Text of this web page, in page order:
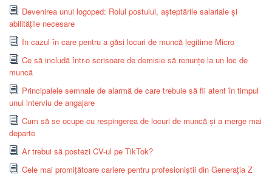
Devenirea unui logoped: Rolul postului, așteptările salariale și
abilitățile necesare
În cazul în care pentru a găsi locuri de muncă legitime Micro
Ce să includă într-o scrisoare de demisie să renunțe la un loc de
muncă
Principalele semnale de alarmă de care trebuie să fii atent în timpul
unui interviu de angajare
Cum să se ocupe cu respingerea de locuri de muncă și a merge mai
departe
Ar trebui să postezi CV-ul pe TikTok?
Cele mai promițătoare cariere pentru profesioniștii din Generația Z